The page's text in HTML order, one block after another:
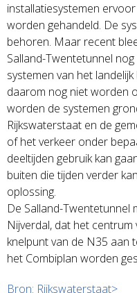
installatiesystemen
worden gehandeld. De
behoren. Maar recent
Salland-Twentetunnel
systemen van het
daarom nog niet worden
worden de systemen
Rijkswaterstaat en de
of het verkeer onder
deeltijden gebruik kan
buiten die tijden verder
oplossing.
De Salland-Twentetunnel
Nijverdal, dat het
knelpunt van de N35 aan
het Combiplan worden
Bron: Rijkswaterstaat>